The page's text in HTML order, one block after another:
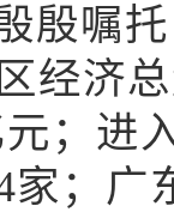
嘱托
经济
；进
家；